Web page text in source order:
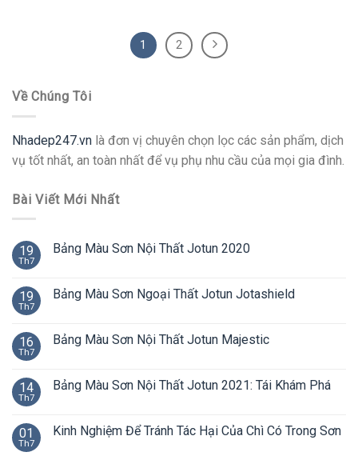
1 2
Về Chúng Tôi
Nhadep247.vn là đơn vị chuyên chọn lọc các sản phẩm, dịch
vụ tốt nhất, an toàn nhất để vụ phụ nhu cầu của mọi gia đình.
Bài Viết Mới Nhất
19
Th7
Bảng Màu Sơn Nội Thất Jotun 2020
19
Th7
Bảng Màu Sơn Ngoại Thất Jotun Jotashield
16
Th7
Bảng Màu Sơn Nội Thất Jotun Majestic
14
Th7
Bảng Màu Sơn Nội Thất Jotun 2021: Tái Khám Phá
01
Th7
Kinh Nghiệm Để Tránh Tác Hại Của Chì Có Trong Sơn